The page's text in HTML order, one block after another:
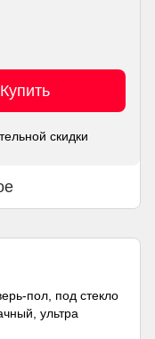
Купить
скидки
пол, под стекло
ультра